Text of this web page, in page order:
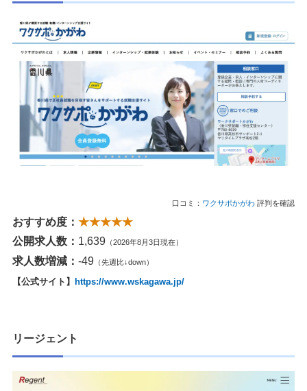
口コミ： ワクサポかがわ 評判を確認
おすすめ度： ★★★★★
公開求人数： 1,639 （2026年8月3日現在）
求人数増減： -49 （先週比↓down）
【公式サイト】 https://www.wskagawa.jp/
リージェント